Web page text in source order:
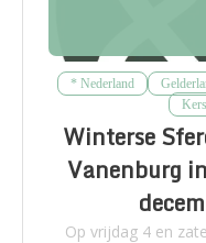
* Nederland
Winterse
Vanenburg
Op vrijdag 4 en